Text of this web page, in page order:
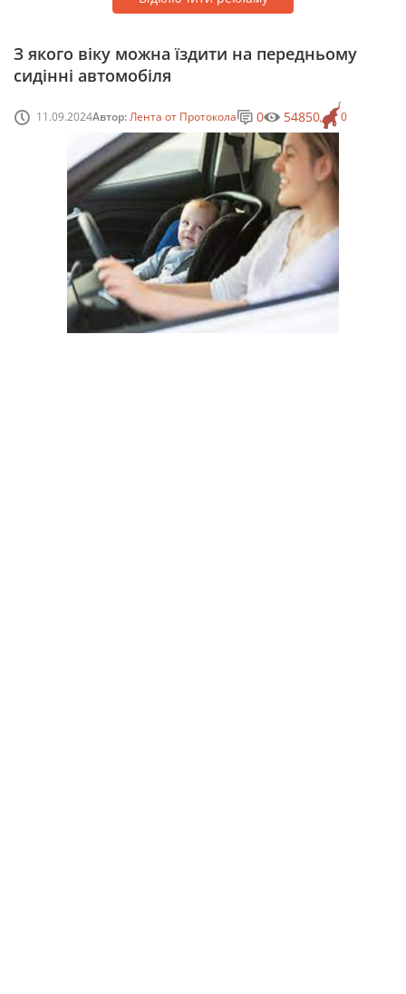
З якого віку можна їздити на передньому
сидінні автомобіля
11.09.2024Автор:Лента от Протокола 0
0 54850